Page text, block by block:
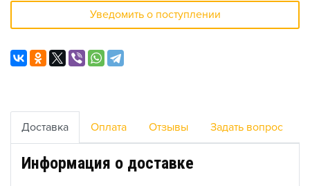
Уведомить о поступлении
Доставка Оплата Отзывы Задать вопрос
Информация о доставке